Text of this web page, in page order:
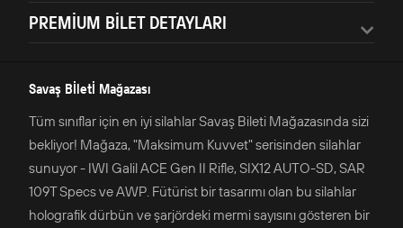
PREMİUM BİLET DETAYLARI
Savaş Bİletİ Mağazası
Tüm sınıflar için en iyi silahlar Savaş Bileti Mağazasında sizi
bekliyor! Mağaza, "Maksimum Kuvvet" serisinden silahlar
sunuyor - IWI Galil ACE Gen II Rifle, SIX12 AUTO-SD, SAR
109T Specs ve AWP. Fütürist bir tasarımı olan bu silahlar
holografik dürbün ve şarjördeki mermi sayısını gösteren bir